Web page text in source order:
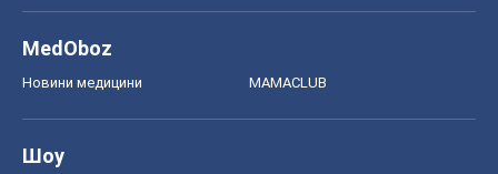
MedOboz
Новини медицини MAMACLUB
Шоу